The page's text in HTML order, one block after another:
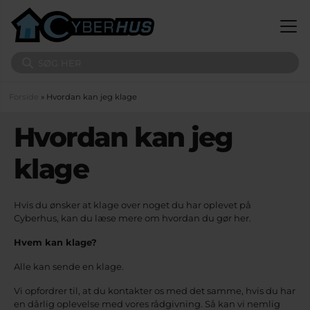
Du er her
» Hvordan kan jeg klage
Hvordan kan jeg
klage
Hvis du ønsker at klage over noget du har oplevet på
Cyberhus, kan du læse mere om hvordan du gør her.
Hvem kan klage?
Alle kan sende en klage.
Vi opfordrer til, at du kontakter os med det samme, hvis du har
en dårlig oplevelse med vores rådgivning. Så kan vi nemlig